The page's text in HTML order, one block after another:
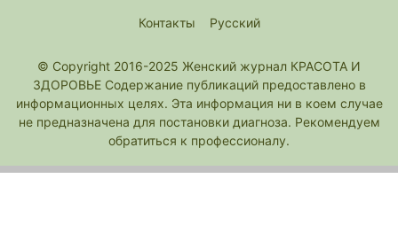
Контакты Русский
© Copyright 2016-2025 Женский журнал КРАСОТА И
ЗДОРОВЬЕ Содержание публикаций предоставлено в
информационных целях. Эта информация ни в коем случае
не предназначена для постановки диагноза. Рекомендуем
обратиться к профессионалу.